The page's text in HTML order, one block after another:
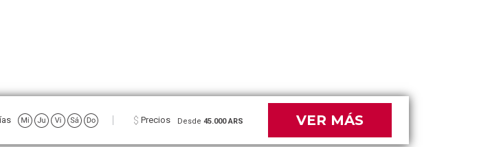
Días Precios Desde54.000 ARS VER MÁS